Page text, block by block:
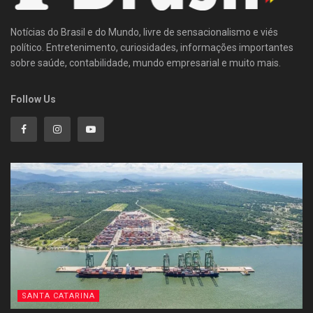
Notícias do Brasil e do Mundo, livre de sensacionalismo e viés
político. Entretenimento, curiosidades, informações importantes
sobre saúde, contabilidade, mundo empresarial e muito mais.
Follow Us
SANTA CATARINA